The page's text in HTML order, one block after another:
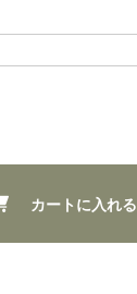
カートに入れる